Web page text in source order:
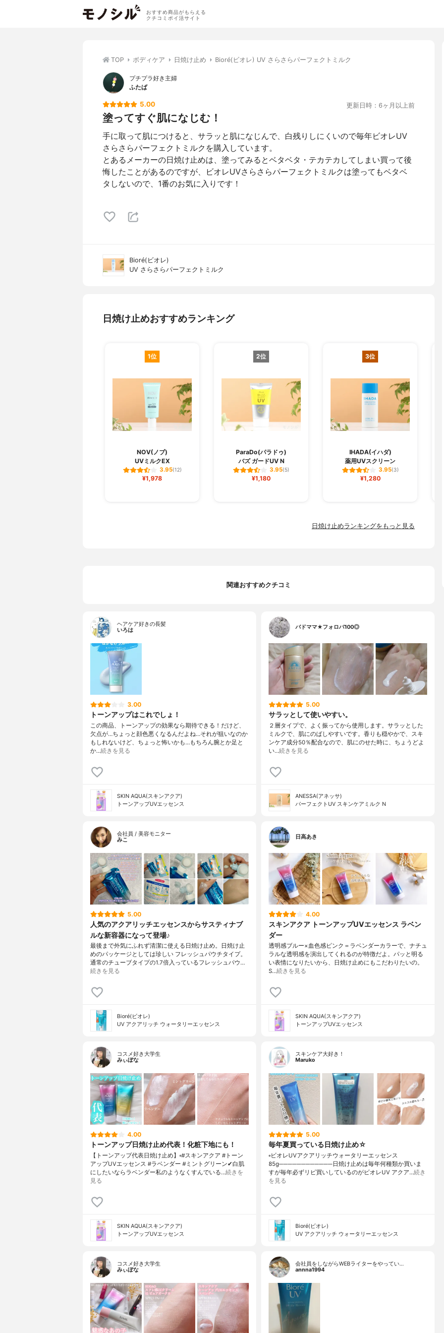
おすすめ商品がもらえる
クチコミポイ活サイト
TOP ボディケア 日焼け止め Bioré(ビオレ) UV さらさらパーフェクトミルク
プチプラ好き主婦
ふたば
5.00 更新日時：6ヶ月以上前
塗ってすぐ肌になじむ！
手に取って肌につけると、サラッと肌になじんで、白残りしにくいので毎年ビオレUV
さらさらパーフェクトミルクを購入しています。
とあるメーカーの日焼け止めは、塗ってみるとベタベタ・テカテカしてしまい買って後
悔したことがあるのですが、ビオレUVさらさらパーフェクトミルクは塗ってもベタベ
タしないので、1番のお気に入りです！
Bioré(ビオレ)
UV さらさらパーフェクトミルク
日焼け止めおすすめランキング
1位
NOV(ノブ)
UVミルクEX
3.95(12)
¥1,978
2位
ParaDo(パラドゥ)
バズ ガードUV N
3.95(5)
¥1,180
3位
IHADA(イハダ)
薬用UVスクリーン
3.95(3)
¥1,280
日焼け止めランキングをもっと見る
関連おすすめクチコミ
ヘアケア好きの長髪
いろは
3.00
トーンアップはこれでしょ！
この商品、トーンアップの効果なら期待できる！だけど、
欠点が…ちょっと顔色悪くなるんだよね…それが狙いなのか
もしれないけど、ちょっと怖いかも…もちろん腕とか足と
か…続きを見る
SKIN AQUA(スキンアクア)
トーンアップUVエッセンス
バドママ★フォロバ100◎
5.00
サラッとして使いやすい。
２層タイプで、よく振ってから使用します。サラッとした
ミルクで、肌にのばしやすいです。香りも穏やかで、スキ
ンケア成分50％配合なので、肌にのせた時に、ちょうどよ
い…続きを見る
ANESSA(アネッサ)
パーフェクトUV スキンケアミルク N
会社員 / 美容モニター
みこ
5.00
人気のアクアリッチエッセンスからサスティナブ
ルな新容器になって登場♪
最後まで外気にふれず清潔に使える日焼け止め。日焼け止
めのパッケージとしては珍しい フレッシュパウチタイプ。
通常のチューブタイプの1.7倍入っているフレッシュパウ…
続きを見る
Bioré(ビオレ)
UV アクアリッチ ウォータリーエッセンス
日高あき
4.00
スキンアクア トーンアップUVエッセンス ラベン
ダー
透明感ブルー×血色感ピンク＝ラベンダーカラーで、ナチュ
ラルな透明感を演出してくれるのが特徴だよ。パッと明る
い表情になりたいから、日焼け止めにもこだわりたいの。
S…続きを見る
SKIN AQUA(スキンアクア)
トーンアップUVエッセンス
コスメ好き大学生
みぃぽな
4.00
トーンアップ日焼け止め代表！化粧下地にも！
【トーンアップ代表日焼け止め】▫️#スキンアクア #トーン
アップUVエッセンス #ラベンダー #ミントグリーン✔白肌
にしたいならラベンダー私のようなくすんでいる…続きを
見る
SKIN AQUA(スキンアクア)
トーンアップUVエッセンス
スキンケア大好き！
Maruko
5.00
毎年夏買っている日焼け止め☆
▫️ビオレUVアクアリッチウォータリーエッセンス
85g────────────日焼け止めは毎年何種類か買いま
すが毎年必ずリピ買いしているのがビオレUV アクア…続き
を見る
Bioré(ビオレ)
UV アクアリッチ ウォータリーエッセンス
コスメ好き大学生
みぃぽな
会社員をしながらWEBライターをやってい…
annna1994